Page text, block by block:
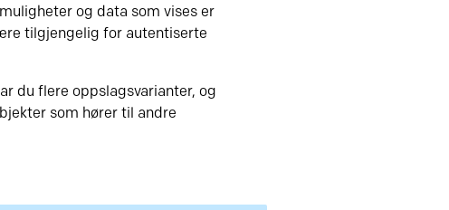
og data som vises er
tilgjengelig for autentiserte
du flere oppslagsvarianter, og
som hører til andre